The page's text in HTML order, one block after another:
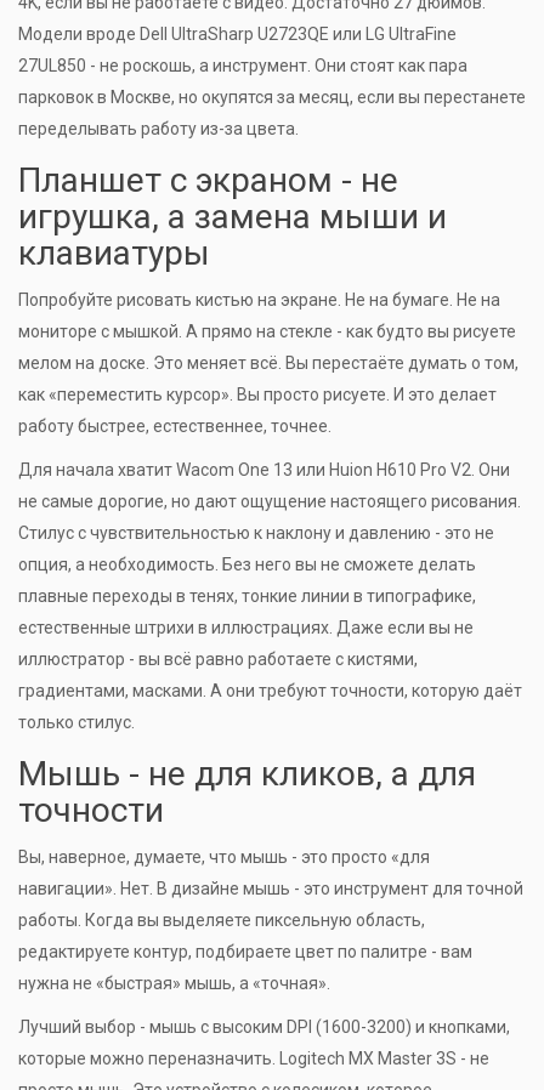
Модели вроде Dell UltraSharp U2723QE или LG UltraFine
27UL850 - не роскошь, а инструмент. Они стоят как пара
парковок в Москве, но окупятся за месяц, если вы перестанете
переделывать работу из-за цвета.
Планшет с экраном - не
игрушка, а замена мыши и
клавиатуры
Попробуйте рисовать кистью на экране. Не на бумаге. Не на
мониторе с мышкой. А прямо на стекле - как будто вы рисуете
мелом на доске. Это меняет всё. Вы перестаёте думать о том,
как «переместить курсор». Вы просто рисуете. И это делает
работу быстрее, естественнее, точнее.
Для начала хватит Wacom One 13 или Huion H610 Pro V2. Они
не самые дорогие, но дают ощущение настоящего рисования.
Стилус с чувствительностью к наклону и давлению - это не
опция, а необходимость. Без него вы не сможете делать
плавные переходы в тенях, тонкие линии в типографике,
естественные штрихи в иллюстрациях. Даже если вы не
иллюстратор - вы всё равно работаете с кистями,
градиентами, масками. А они требуют точности, которую даёт
только стилус.
Мышь - не для кликов, а для
точности
Вы, наверное, думаете, что мышь - это просто «для
навигации». Нет. В дизайне мышь - это инструмент для точной
работы. Когда вы выделяете пиксельную область,
редактируете контур, подбираете цвет по палитре - вам
нужна не «быстрая» мышь, а «точная».
Лучший выбор - мышь с высоким DPI (1600-3200) и кнопками,
которые можно переназначить. Logitech MX Master 3S - не